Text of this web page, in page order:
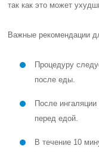
так как это может
Важные рекомендации
Процедуру
после еды.
После
перед едой.
В течение 10